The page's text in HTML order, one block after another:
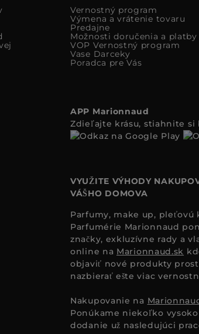
Vernostný program
Výmena a vrátenie tovaru
Predajne
Možnosti doručenia a platby
VOP Vernostný program
Vase Darceky
Poradca pre Vás
APP Marionnaud
Zdieľajte krásu, stiahnite si
VYUŽITE VÝHODY
VÁŠHO DOMOVA
Parfumy, make up,
Parfumérie Marionnaud
značky, exkluzívne rady a
online na Marionnaud.sk
objaviť nové produkty
nazbierať ešte viac
Nakupovanie na
Ponúkame niekoľko
dodanie už nasledujúci